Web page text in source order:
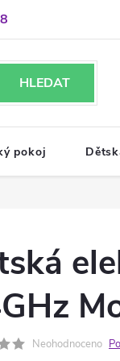
HLEDAT
pokoj
Neohodnoceno